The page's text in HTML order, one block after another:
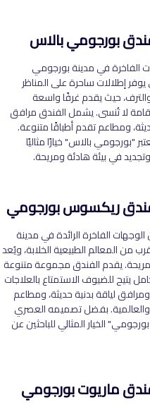
بورجومي بالاس
الفاخرة في مدينة بورجومي
إطلالات ساحرة على المناظر
والترف، حيث يقدم غرفًا واسعة
لا تُنسى. يشمل الفندق مرافق
ومطاعم تقدم أطباقًا متنوعة.
"بورجومي بالاس" خيارًا مثاليًا
في بيئة هادئة ومريحة.
ريكسوس بورجومي
الفاخرة الرائدة في مدينة
من المعالم الطبيعية الخلابة، ويُعد
ومريحة. يقدم الفندق مجموعة متنوعة
يتيح للضيوف الاستمتاع بالعلاجات
لياقة بدنية حديثة، ومطاعم
والعالمية. بفضل تصميمه العصري
الخيار المثالي للباحثين عن
ماريوت بورجومي